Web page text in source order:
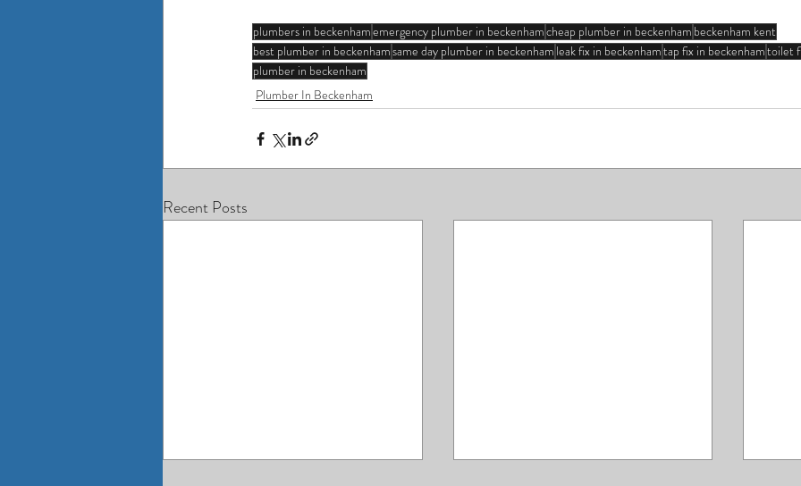
plumbers in beckenhamemergency plumber in beckenhamcheap plumber in beckenham beckenham kent
best plumber in beckenhamsame day plumber in beckenham leak fix in beckenhamtap fix in beckenhamtoilet
plumber in beckenham
Plumber In Beckenham
Recent Posts